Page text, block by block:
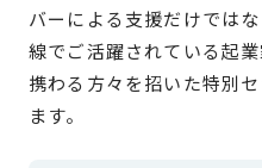
バーによる支援だけでは
線でご活躍されている起
携わる方々を招いた特別
ます。